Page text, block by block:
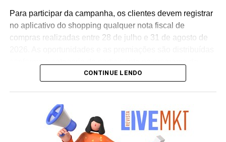
Cooxupé.
Para participar da campanha, os clientes devem registrar
no aplicativo do shopping qualquer nota fiscal de
compras realizadas entre 28 de julho e 31 de agosto de
de setembro de 2026. Após a divulgação do resultado
oficial, os vencedores terão até o dia 16 de setembro para
realizar a retirada presencial dos ingressos e brindes no
CONTINUE LENDO